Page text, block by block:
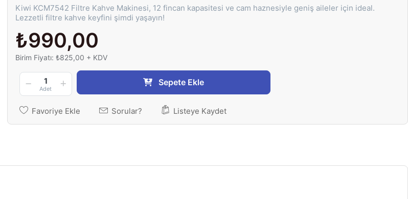
Kiwi KCM7542 Filtre Kahve Makinesi, 12 fincan kapasitesi ve cam haznesiyle geniş aileler için ideal.
Lezzetli filtre kahve keyfini şimdi yaşayın!
₺990,00
Birim Fiyatı: ₺825,00 + KDV
1
Adet
Sepete Ekle
Favoriye Ekle Sorular? Listeye Kaydet